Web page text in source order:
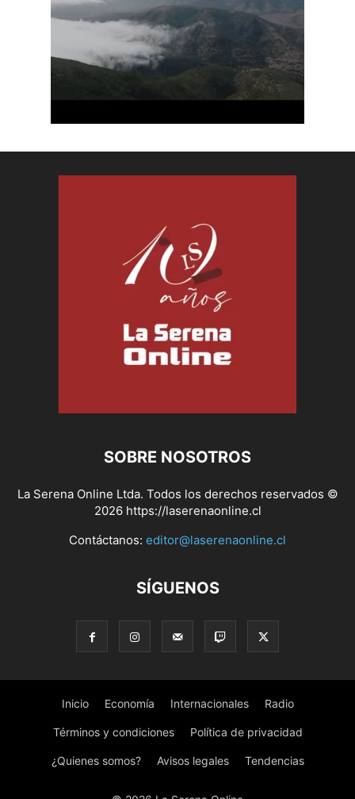
SOBRE NOSOTROS
La Serena Online Ltda. Todos los derechos reservados ©
2026 https://laserenaonline.cl
Contáctanos: editor@laserenaonline.cl
SÍGUENOS
Inicio Economía Internacionales Radio
Términos y condiciones Política de privacidad
¿Quienes somos? Avisos legales Tendencias